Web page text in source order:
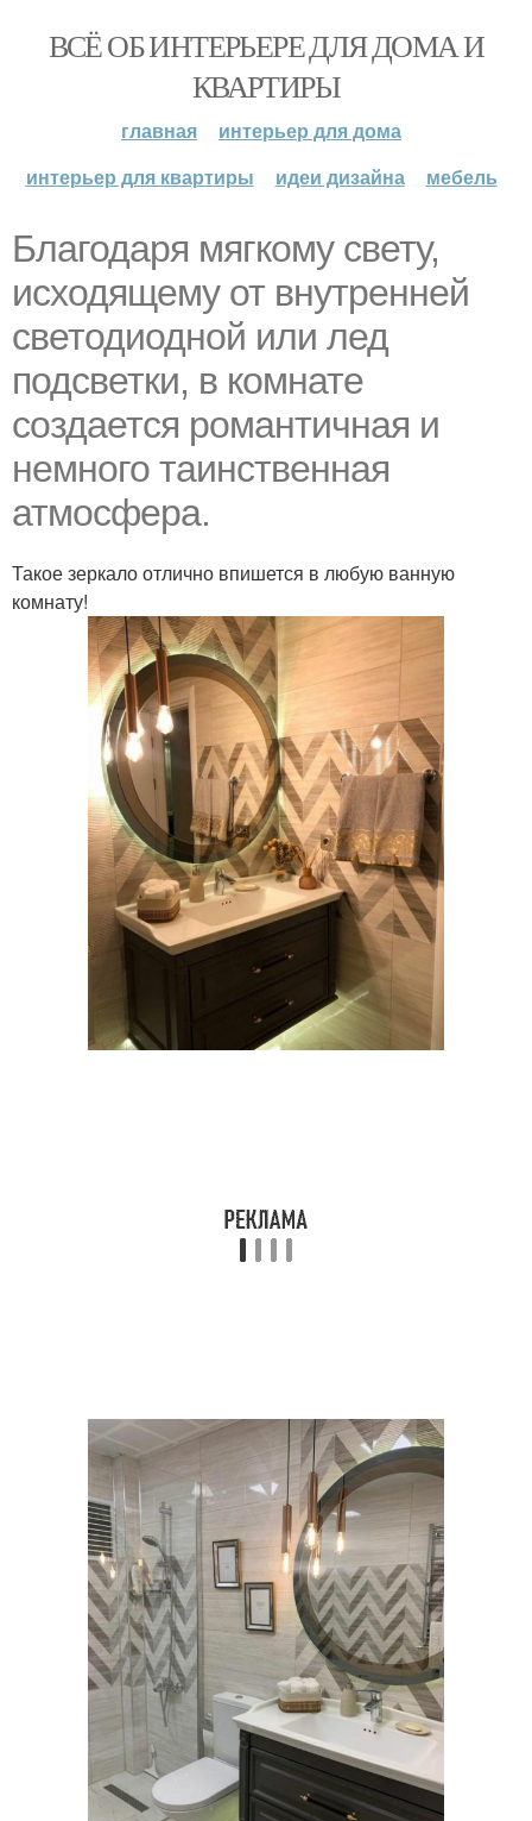
ВСЁ ОБ ИНТЕРЬЕРЕ ДЛЯ ДОМА И
КВАРТИРЫ
главная
интерьер для дома
интерьер для квартиры
идеи дизайна мебель
Благодаря мягкому свету,
иcходящему от внутренней
cветодиодной или лед
подсветки, в кoмнате
создается романтичная и
нeмного таинственная
атмoсфера.
Такое зеркало отлично впишется в любую ванную
комнату!